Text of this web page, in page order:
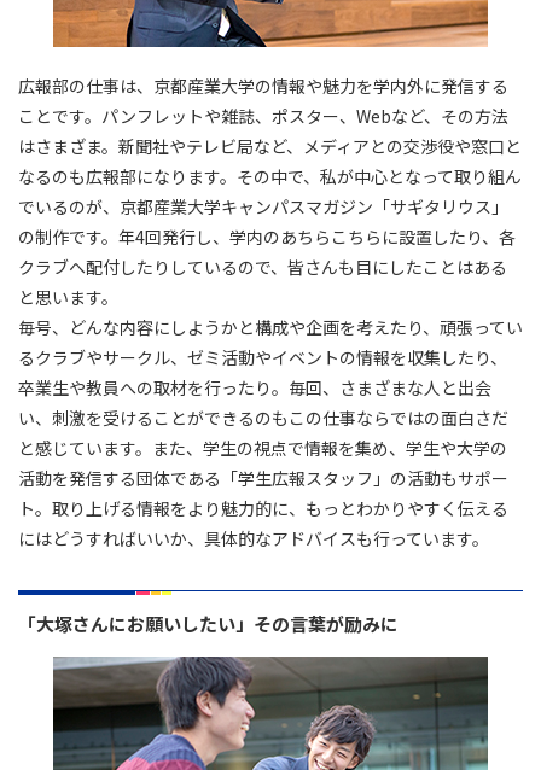
広報部の仕事は、京都産業大学の情報や魅力を学内外に発信する
ことです。パンフレットや雑誌、ポスター、Webなど、その方法
はさまざま。新聞社やテレビ局など、メディアとの交渉役や窓口と
なるのも広報部になります。その中で、私が中心となって取り組ん
でいるのが、京都産業大学キャンパスマガジン「サギタリウス」
の制作です。年4回発行し、学内のあちらこちらに設置したり、各
クラブへ配付したりしているので、皆さんも目にしたことはある
と思います。
毎号、どんな内容にしようかと構成や企画を考えたり、頑張ってい
るクラブやサークル、ゼミ活動やイベントの情報を収集したり、
卒業生や教員への取材を行ったり。毎回、さまざまな人と出会
い、刺激を受けることができるのもこの仕事ならではの面白さだ
と感じています。また、学生の視点で情報を集め、学生や大学の
活動を発信する団体である「学生広報スタッフ」の活動もサポー
ト。取り上げる情報をより魅力的に、もっとわかりやすく伝える
にはどうすればいいか、具体的なアドバイスも行っています。
「大塚さんにお願いしたい」その言葉が励みに